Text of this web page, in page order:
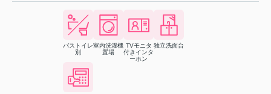
バストイレ
別
室内洗濯機
置場
TVモニタ
付きインタ
ーホン
独立洗面台